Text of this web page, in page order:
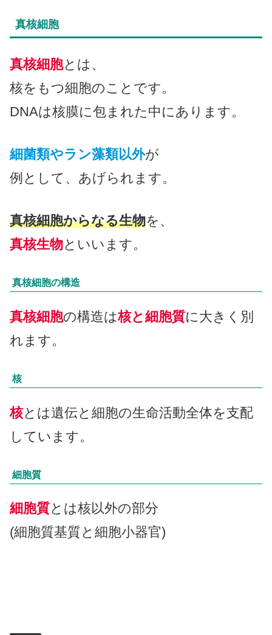
真核細胞
真核細胞とは、
核をもつ細胞のことです。
DNAは核膜に包まれた中にあります。
細菌類やラン藻類以外が
例として、あげられます。
真核細胞からなる生物を、
真核生物といいます。
真核細胞の構造
真核細胞の構造は核と細胞質に大きく別
れます。
核
核とは遺伝と細胞の生命活動全体を支配
しています。
細胞質
細胞質とは核以外の部分
(細胞質基質と細胞小器官)